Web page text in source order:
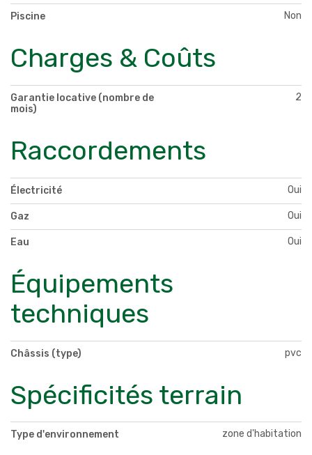
Piscine Non
Charges & Coûts
Garantie locative (nombre de
mois)
2
Raccordements
Électricité Oui
Gaz Oui
Eau Oui
Équipements
techniques
Châssis (type) pvc
Spécificités terrain
Type d'environnement zone d'habitation